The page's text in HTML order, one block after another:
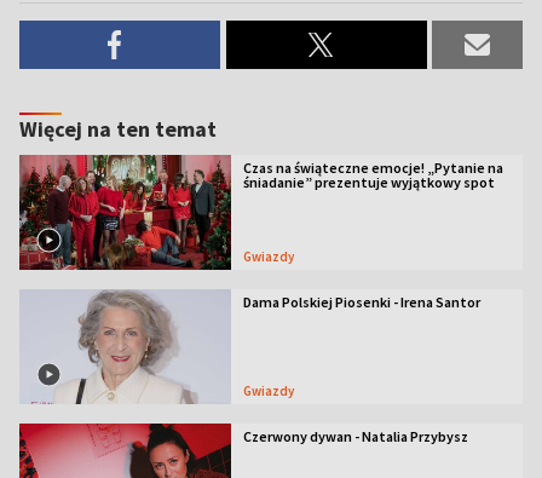
Więcej na ten temat
Czas na świąteczne emocje! „Pytanie na
śniadanie” prezentuje wyjątkowy spot
Gwiazdy
Dama Polskiej Piosenki - Irena Santor
Gwiazdy
Czerwony dywan - Natalia Przybysz